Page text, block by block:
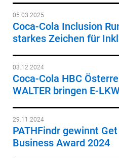
05.03.2025
Coca-Cola Inclusion
starkes Zeichen für
03.12.2024
Coca-Cola HBC
WALTER bringen E-
29.11.2024
PATHFindr gewinnt
Business Award 2024